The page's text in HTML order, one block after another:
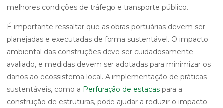
melhores condições de tráfego e transporte público.
É importante ressaltar que as obras portuárias devem ser
planejadas e executadas de forma sustentável. O impacto
ambiental das construções deve ser cuidadosamente
avaliado, e medidas devem ser adotadas para minimizar os
danos ao ecossistema local. A implementação de práticas
sustentáveis, como a Perfuração de estacas para a
construção de estruturas, pode ajudar a reduzir o impacto